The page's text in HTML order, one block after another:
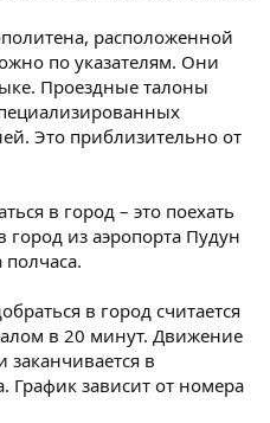
расположенной
по указателям. Они
Проездные талоны
Это приблизительно от
в город – это поехать
город из аэропорта Пудун
в город считается
в 20 минут. Движение
заканчивается в
График зависит от номера